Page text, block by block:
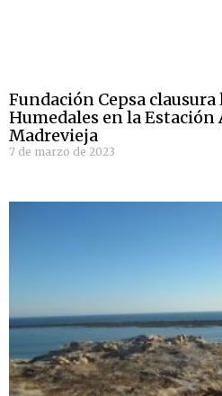
Fundación Cepsa clausura
Humedales en la
Madrevieja
7 de marzo de 2023